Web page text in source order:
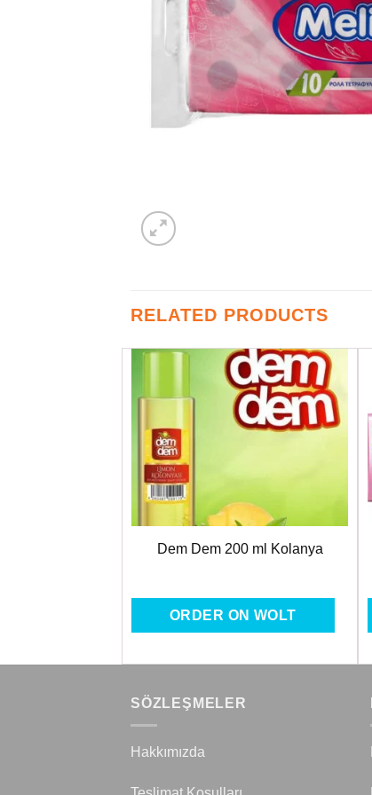
RELATED PRODUCTS
Favorilere
Ekle
Dem Dem 200 ml Kolanya
ORDER ON WOLT
SÖZLEŞMELER
Hakkımızda